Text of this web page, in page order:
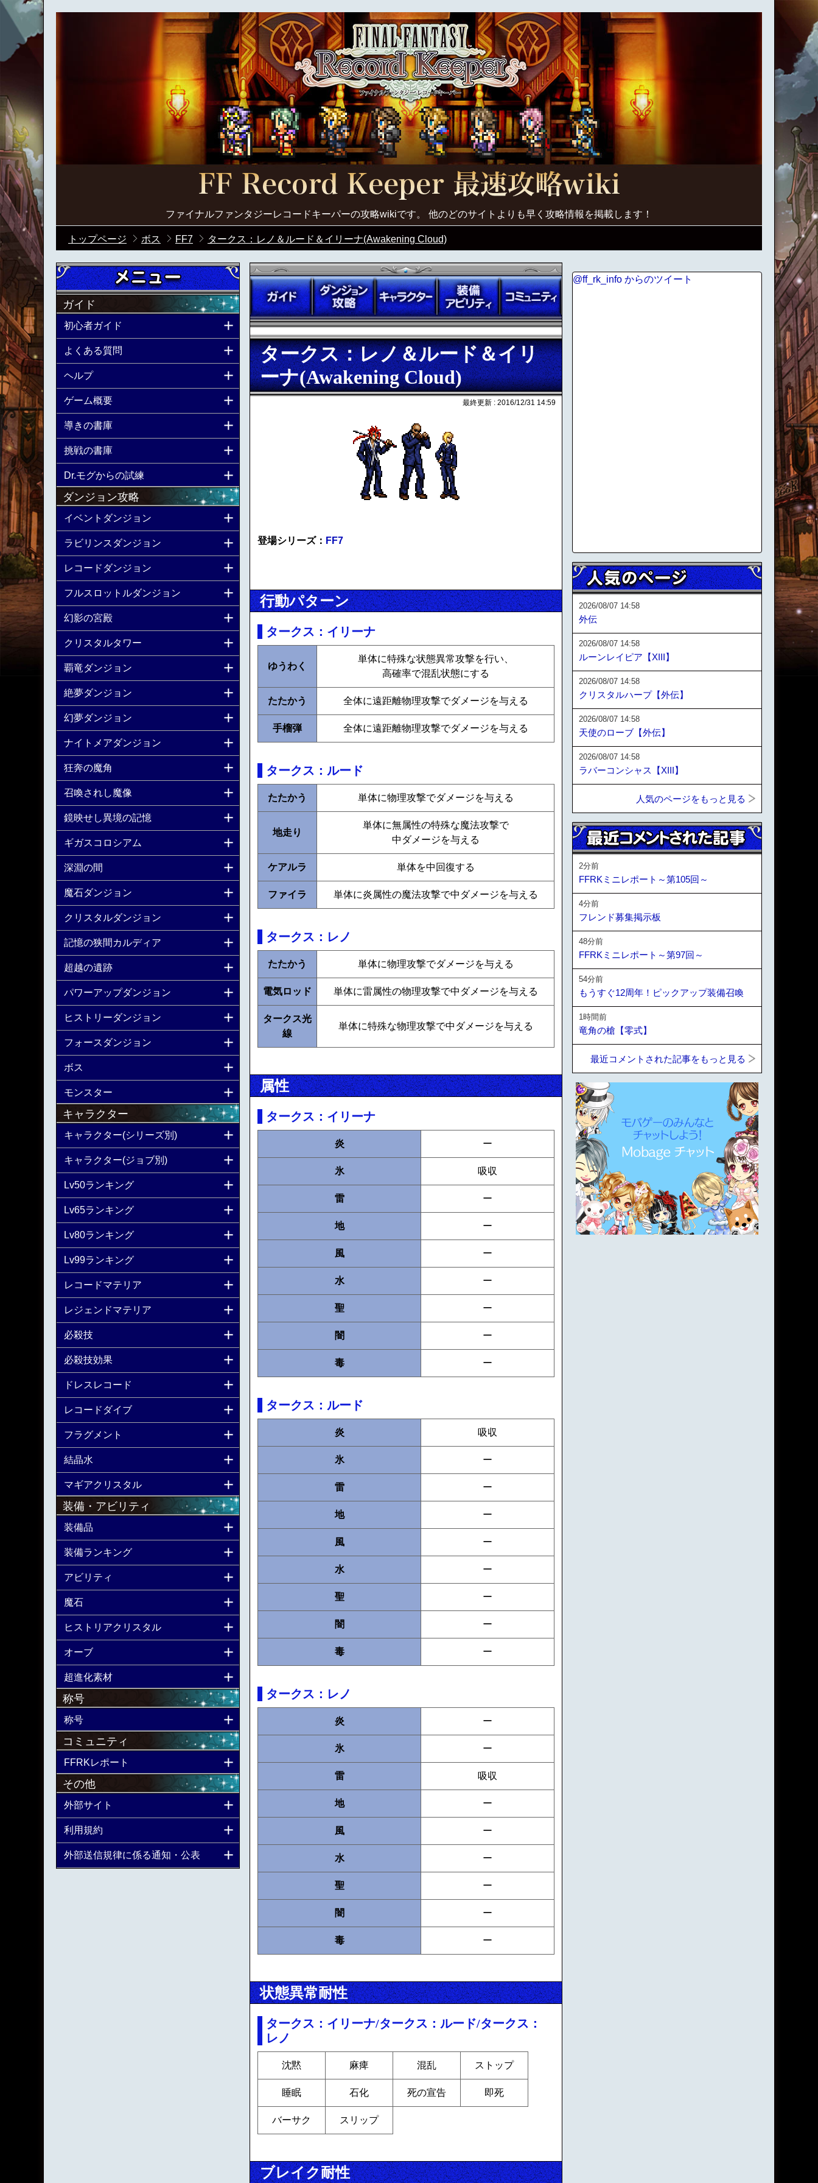
ファイナルファンタジーレコードキーパーの攻略wikiです。 他のどのサイトよりも早く攻略情報を掲載します！
トップページ ボス FF7 タークス：レノ＆ルード＆イリーナ(Awakening Cloud)
タークス：レノ＆ルード＆イリ
ーナ(Awakening Cloud)
最終更新 : 2016/12/31 14:59
登場シリーズ： FF7
行動パターン
タークス：イリーナ
ゆうわく
単体に特殊な状態異常攻撃を行い、
高確率で混乱状態にする
たたかう 全体に遠距離物理攻撃でダメージを与える
手榴弾 全体に遠距離物理攻撃でダメージを与える
タークス：ルード
たたかう 単体に物理攻撃でダメージを与える
地走り
単体に無属性の特殊な魔法攻撃で
中ダメージを与える
ケアルラ 単体を中回復する
ファイラ 単体に炎属性の魔法攻撃で中ダメージを与える
タークス：レノ
たたかう 単体に物理攻撃でダメージを与える
電気ロッド 単体に雷属性の物理攻撃で中ダメージを与える
タークス光
線
単体に特殊な物理攻撃で中ダメージを与える
属性
タークス：イリーナ
炎 ー
氷 吸収
雷 ー
地 ー
風 ー
水 ー
聖 ー
闇 ー
毒 ー
タークス：ルード
炎 吸収
氷 ー
雷 ー
地 ー
風 ー
水 ー
聖 ー
闇 ー
毒 ー
タークス：レノ
炎 ー
氷 ー
雷 吸収
地 ー
風 ー
水 ー
聖 ー
闇 ー
毒 ー
状態異常耐性
タークス：イリーナ/タークス：ルード/タークス：
レノ
沈黙 麻痺 混乱 ストップ
睡眠 石化 死の宣告 即死
バーサク スリップ
ブレイク耐性
ガイド
初心者ガイド
よくある質問
ヘルプ
ゲーム概要
導きの書庫
挑戦の書庫
Dr.モグからの試練
ダンジョン攻略
イベントダンジョン
ラビリンスダンジョン
レコードダンジョン
フルスロットルダンジョン
幻影の宮殿
クリスタルタワー
覇竜ダンジョン
絶夢ダンジョン
幻夢ダンジョン
ナイトメアダンジョン
狂奔の魔角
召喚されし魔像
鏡映せし異境の記憶
ギガスコロシアム
深淵の間
魔石ダンジョン
クリスタルダンジョン
記憶の狭間カルディア
超越の遺跡
パワーアップダンジョン
ヒストリーダンジョン
フォースダンジョン
ボス
モンスター
キャラクター
キャラクター(シリーズ別)
キャラクター(ジョブ別)
Lv50ランキング
Lv65ランキング
Lv80ランキング
Lv99ランキング
レコードマテリア
レジェンドマテリア
必殺技
必殺技効果
ドレスレコード
レコードダイブ
フラグメント
結晶水
マギアクリスタル
装備・アビリティ
装備品
装備ランキング
アビリティ
魔石
ヒストリアクリスタル
オーブ
超進化素材
称号
称号
コミュニティ
FFRKレポート
その他
外部サイト
利用規約
外部送信規律に係る通知・公表
@ff_rk_info からのツイート
2026/08/07 14:58
外伝
2026/08/07 14:58
ルーンレイピア【XIII】
2026/08/07 14:58
クリスタルハープ【外伝】
2026/08/07 14:58
天使のローブ【外伝】
2026/08/07 14:58
ラバーコンシャス【XIII】
人気のページをもっと見る
2分前
FFRKミニレポート～第105回～
4分前
フレンド募集掲示板
48分前
FFRKミニレポート～第97回～
54分前
もうすぐ12周年！ピックアップ装備召喚
1時間前
竜角の槍【零式】
最近コメントされた記事をもっと見る